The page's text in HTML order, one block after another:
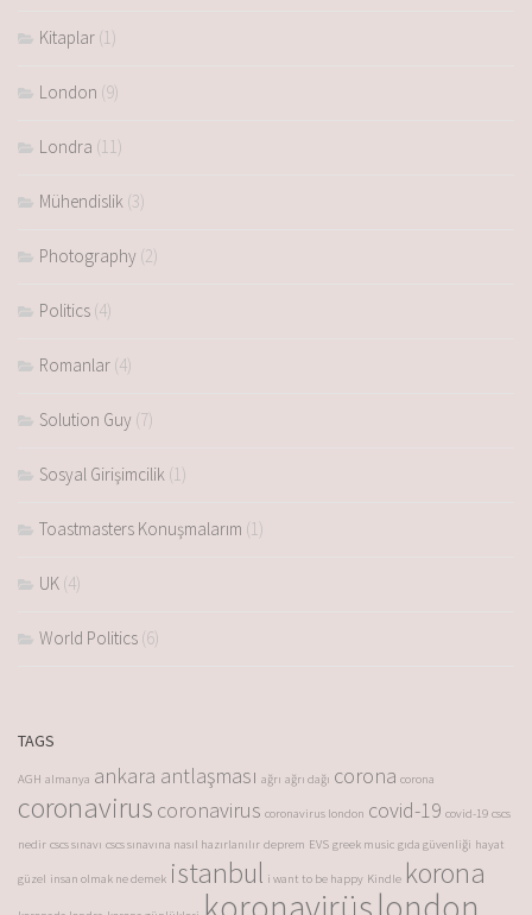
Kitaplar (1)
London (9)
Londra (11)
Mühendislik (3)
Photography (2)
Politics (4)
Romanlar (4)
Solution Guy (7)
Sosyal Girişimcilik (1)
Toastmasters Konuşmalarım (1)
UK (4)
World Politics (6)
TAGS
AGH almanya ankara antlaşması ağrı ağrı dağı corona corona
coronavirus coronavirus coronavirus london covid-19 covid-19 cscs
nedir cscs sınavı cscs sınavına nasıl hazırlanılır deprem EVS greek music gıda güvenliği hayat
güzel insan olmak ne demek istanbul i want to be happy Kindle korona